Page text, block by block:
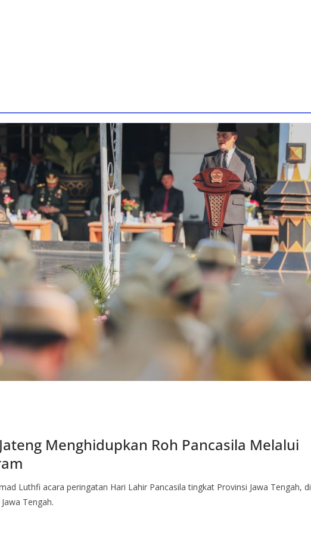
Menghidupkan Roh Pancasila Melalui
Luthfi acara peringatan Hari Lahir Pancasila tingkat Provinsi Jawa Tengah, di
Tengah.